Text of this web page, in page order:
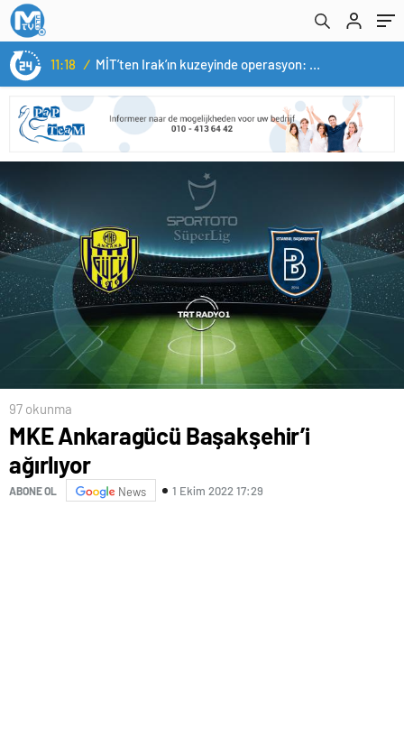
11:18 / MİT’ten Irak’ın kuzeyinde operasyon: Ramazan Güneş Türkiye’ye getirildi
97 okunma
MKE Ankaragücü Başakşehir’i
ağırlıyor
ABONE OL News 1 Ekim 2022 17:29